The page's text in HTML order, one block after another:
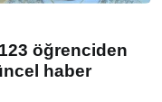
öğrenciden
haber